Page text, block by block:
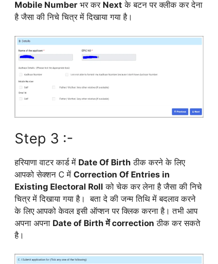
Mobile Number भर कर Next के बटन पर क्लीक कर देना
है जैसा की निचे चित्र में दिखाया गया है।
Step 3 :-
हरियाणा वाटर कार्ड में Date Of Birth ठीक करने के लिए
आपको सेक्शन C में Correction Of Entries in
Existing Electoral Roll को चेक कर लेना है जैसा की निचे
चित्र में दिखाया गया है। बता दे की जन्म तिथि में बदलाव करने
के लिए आपको केवल इसी ऑप्शन पर क्लिक करना है। तभी आप
अपना अपना Date of Birth में correction ठीक कर सकते
है।